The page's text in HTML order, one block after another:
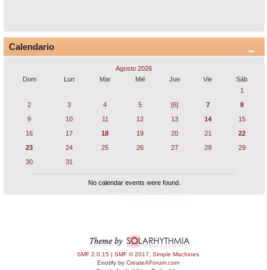
Calendario
Agosto 2026
Dom
Lun Mar Mié Jue Vie
Sáb
1
2
3 4 5 [6] 7
8
9
10 11 12 13 14
15
16
17 18 19 20 21
22
23
24 25 26 27 28
29
30
31
No calendar events were found.
SMF 2.0.15 | SMF © 2017
Simple Machines
Enotify by CreateAForum.com